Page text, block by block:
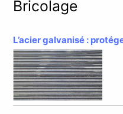
Bricolage
L’acier galvanisé :